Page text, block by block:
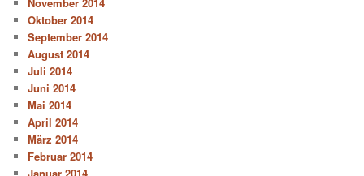
Oktober 2014
September 2014
August 2014
Juli 2014
Juni 2014
Mai 2014
April 2014
März 2014
Februar 2014
Januar 2014